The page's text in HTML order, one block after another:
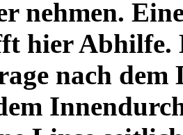
nehmen.
hier Abhilfe.
nach dem